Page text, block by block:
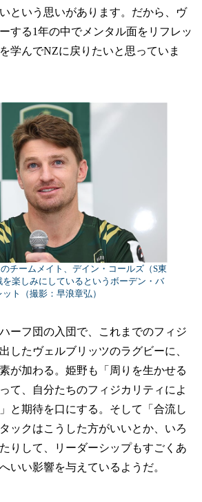
という思いがあります。だから、ヴ
する1年の中でメンタル面をリフレッ
学んでNZに戻りたいと思っていま
チームメイト、デイン・コールズ（S東
楽しみにしているというボーデン・バ
ット（撮影：早浪章弘）
ーフ団の入団で、これまでのフィジ
したヴェルブリッツのラグビーに、
が加わる。姫野も「周りを生かせる
て、自分たちのフィジカリティによ
と期待を口にする。そして「合流し
ックはこうした方がいいとか、いろ
りして、リーダーシップもすごくあ
いい影響を与えているようだ。